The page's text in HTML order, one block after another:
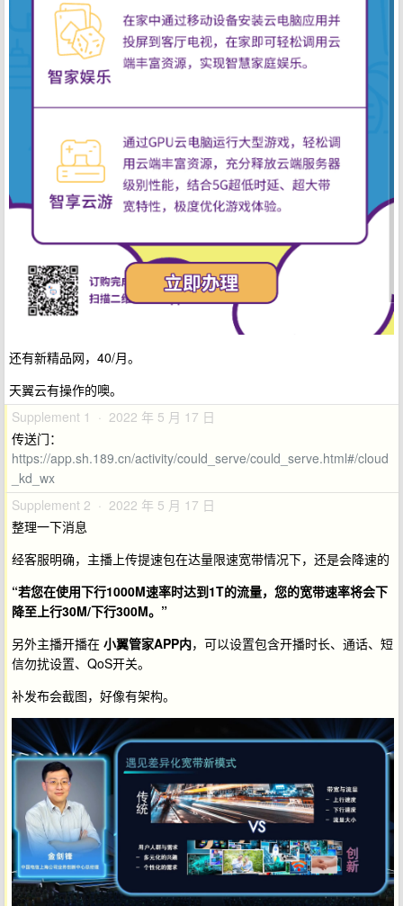
还有新精品网，40/月。
天翼云有操作的噢。
Supplement 1 · 2022 年 5 月 17 日
传送门：
https://app.sh.189.cn/activity/could_serve/could_serve.html#/cloud
_kd_wx
Supplement 2 · 2022 年 5 月 17 日
整理一下消息
经客服明确，主播上传提速包在达量限速宽带情况下，还是会降速的
“若您在使用下行1000M速率时达到1T的流量，您的宽带速率将会下
降至上行30M/下行300M。”
另外主播开播在 小翼管家APP内，可以设置包含开播时长、通话、短
信勿扰设置、QoS开关。
补发布会截图，好像有架构。